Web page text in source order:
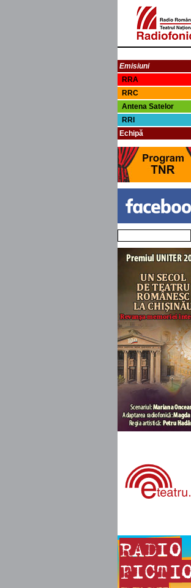
Emisiuni
RRA
RRC
Antena Satelor
RRI
Echipă